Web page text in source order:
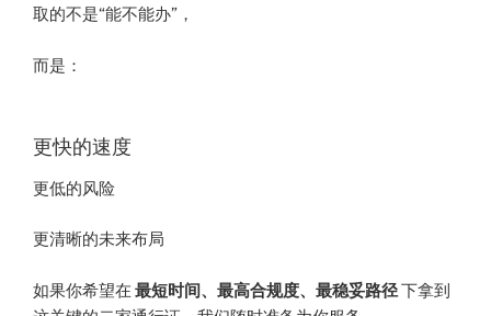
取的不是“能不能办”，
而是：
更快的速度
更低的风险
更清晰的未来布局
如果你希望在 最短时间、最高合规度、最稳妥路径下拿到